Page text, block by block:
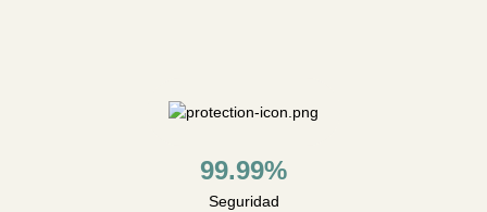
99.99%
Seguridad